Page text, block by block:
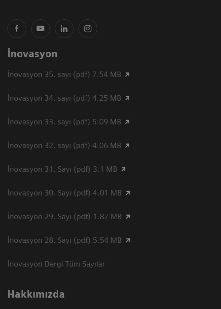
İnovasyon
İnovasyon 35. sayı (pdf) 7.54 MB
İnovasyon 34. sayı (pdf) 4.25 MB
İnovasyon 33. sayı (pdf) 5.09 MB
İnovasyon 32. sayı (pdf) 4.06 MB
İnovasyon 31. Sayı (pdf) 3.1 MB
İnovasyon 30. Sayı (pdf) 4.01 MB
İnovasyon 29. Sayı (pdf) 1.87 MB
İnovasyon 28. Sayı (pdf) 5.54 MB
İnovasyon Dergi Tüm Sayılar
Hakkımızda